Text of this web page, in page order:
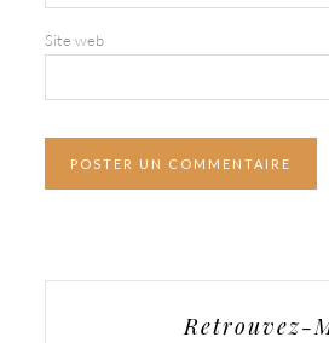
Site web
Retrouvez-